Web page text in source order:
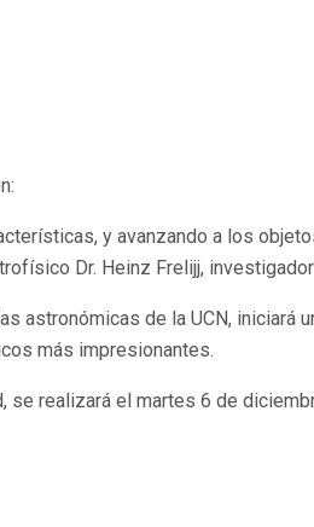
y avanzando a los
Dr. Heinz Frelijj,
astronómicas de la UCN,
más impresionantes.
se realizará el martes 6 de